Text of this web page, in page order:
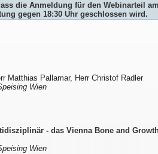
die Anmeldung für den Webinarteil
gegen 18:30 Uhr geschlossen wird.
Matthias Pallamar, Herr Christof Radler
Wien
- das Vienna Bone and
Wien